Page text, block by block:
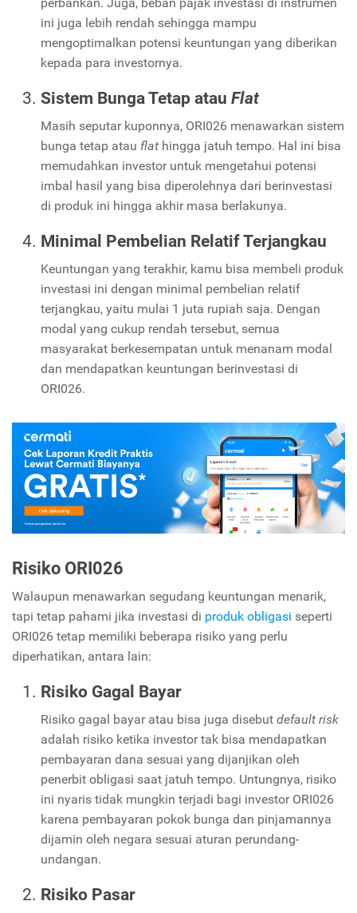
ini juga lebih rendah sehingga mampu
mengoptimalkan potensi keuntungan yang diberikan
kepada para investornya.
Sistem Bunga Tetap atau Flat
Masih seputar kuponnya, ORI026 menawarkan sistem
bunga tetap atau flat hingga jatuh tempo. Hal ini bisa
memudahkan investor untuk mengetahui potensi
imbal hasil yang bisa diperolehnya dari berinvestasi
di produk ini hingga akhir masa berlakunya.
Minimal Pembelian Relatif Terjangkau
Keuntungan yang terakhir, kamu bisa membeli produk
investasi ini dengan minimal pembelian relatif
terjangkau, yaitu mulai 1 juta rupiah saja. Dengan
modal yang cukup rendah tersebut, semua
masyarakat berkesempatan untuk menanam modal
dan mendapatkan keuntungan berinvestasi di
ORI026.
Risiko ORI026
Walaupun menawarkan segudang keuntungan menarik,
tapi tetap pahami jika investasi di produk obligasi seperti
ORI026 tetap memiliki beberapa risiko yang perlu
diperhatikan, antara lain:
Risiko Gagal Bayar
Risiko gagal bayar atau bisa juga disebut default risk
adalah risiko ketika investor tak bisa mendapatkan
pembayaran dana sesuai yang dijanjikan oleh
penerbit obligasi saat jatuh tempo. Untungnya, risiko
ini nyaris tidak mungkin terjadi bagi investor ORI026
karena pembayaran pokok bunga dan pinjamannya
dijamin oleh negara sesuai aturan perundang-
undangan.
Risiko Pasar